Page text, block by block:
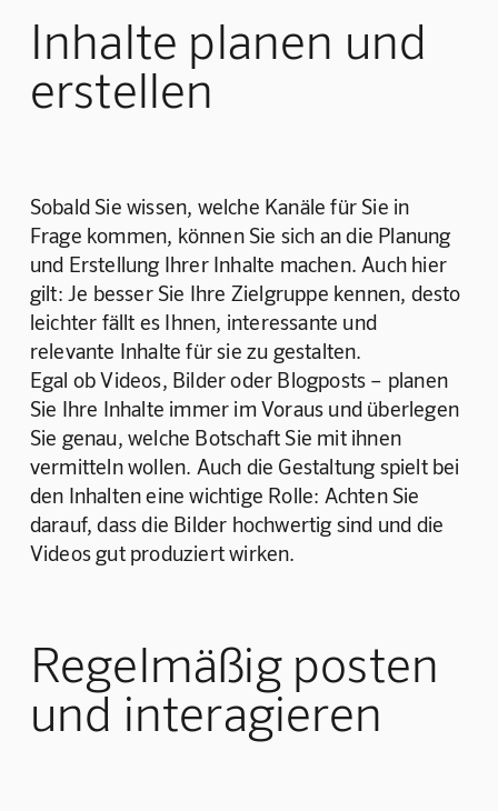
Inhalte planen und
erstellen
Sobald Sie wissen, welche Kanäle für Sie in
Frage kommen, können Sie sich an die Planung
und Erstellung Ihrer Inhalte machen. Auch hier
gilt: Je besser Sie Ihre Zielgruppe kennen, desto
leichter fällt es Ihnen, interessante und
relevante Inhalte für sie zu gestalten.
Egal ob Videos, Bilder oder Blogposts – planen
Sie Ihre Inhalte immer im Voraus und überlegen
Sie genau, welche Botschaft Sie mit ihnen
vermitteln wollen. Auch die Gestaltung spielt bei
den Inhalten eine wichtige Rolle: Achten Sie
darauf, dass die Bilder hochwertig sind und die
Videos gut produziert wirken.
Regelmäßig posten
und interagieren